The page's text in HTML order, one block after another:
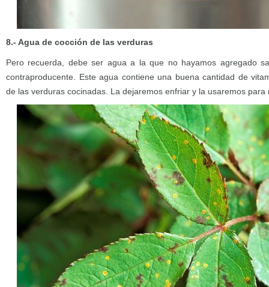
8.- Agua de cocción de las verduras
Pero recuerda, debe ser agua a la que no hayamos agregado
contraproducente. Este agua contiene una buena cantidad de
de las verduras cocinadas. La dejaremos enfriar y la usaremos para